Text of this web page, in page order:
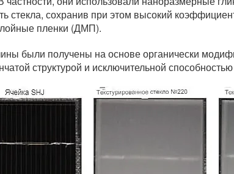
стекла, сохранив при этом высокий
пленки (ДМП).
были получены на основе органически
структурой и исключительной